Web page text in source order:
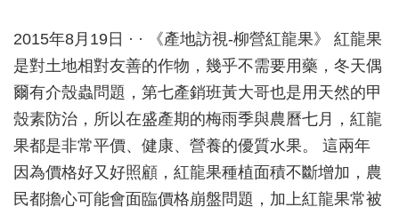
2015年8月19日 · · 《產地訪視-柳營紅龍果》 紅龍果
是對土地相對友善的作物，幾乎不需要用藥，冬天偶
爾有介殼蟲問題，第七產銷班黃大哥也是用天然的甲
殼素防治，所以在盛產期的梅雨季與農曆七月，紅龍
果都是非常平價、健康、營養的優質水果。 這兩年
因為價格好又好照顧，紅龍果種植面積不斷增加，農
民都擔心可能會面臨價格崩盤問題，加上紅龍果常被